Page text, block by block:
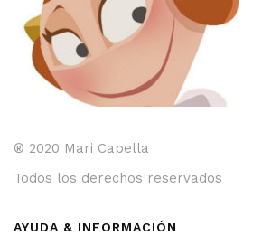
® 2020 Mari Capella
Todos los derechos reservados
AYUDA & INFORMACIÓN